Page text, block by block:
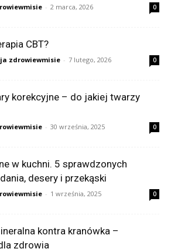
- 2 marca, 2026 0
CBT?
zdrowiewmisie - 7 lutego, 2026 0
korekcyjne – do jakiej twarzy
- 30 września, 2025 0
w kuchni. 5 sprawdzonych
desery i przekąski
- 1 września, 2025 0
kontra kranówka –
zdrowia